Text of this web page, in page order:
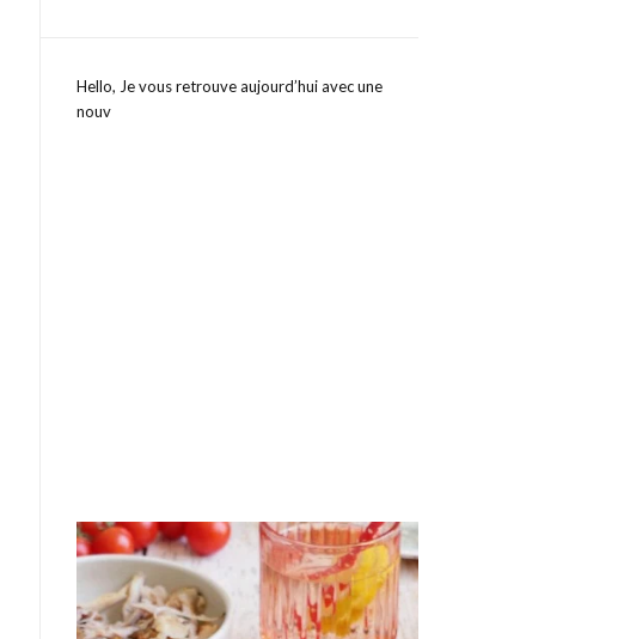
Hello, Je vous retrouve aujourd’hui avec une
nouv